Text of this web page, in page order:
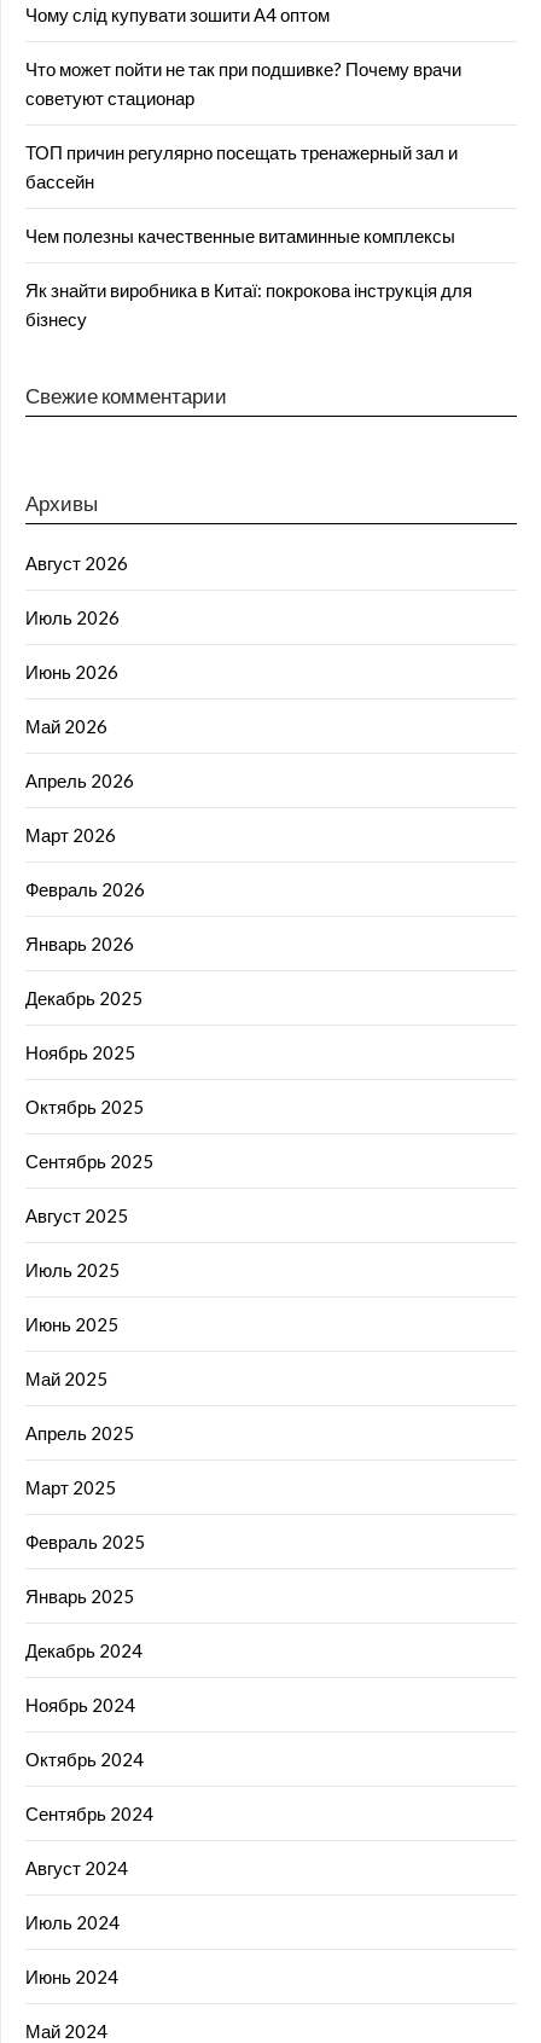
Чому слід купувати зошити А4 оптом
Что может пойти не так при подшивке? Почему врачи
советуют стационар
ТОП причин регулярно посещать тренажерный зал и
бассейн
Чем полезны качественные витаминные комплексы
Як знайти виробника в Китаї: покрокова інструкція для
бізнесу
Свежие комментарии
Архивы
Август 2026
Июль 2026
Июнь 2026
Май 2026
Апрель 2026
Март 2026
Февраль 2026
Январь 2026
Декабрь 2025
Ноябрь 2025
Октябрь 2025
Сентябрь 2025
Август 2025
Июль 2025
Июнь 2025
Май 2025
Апрель 2025
Март 2025
Февраль 2025
Январь 2025
Декабрь 2024
Ноябрь 2024
Октябрь 2024
Сентябрь 2024
Август 2024
Июль 2024
Июнь 2024
Май 2024